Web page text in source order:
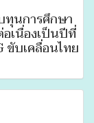
ทุนการศึกษา
เนื่องเป็นปีที่
ขับเคลื่อนไทย